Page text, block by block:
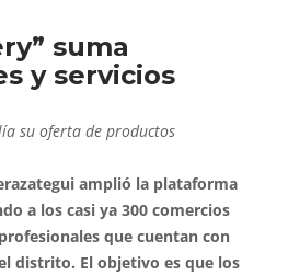
suma
y servicios
su oferta de productos
amplió la plataforma
a los casi ya 300 comercios
que cuentan con
distrito. El objetivo es que los